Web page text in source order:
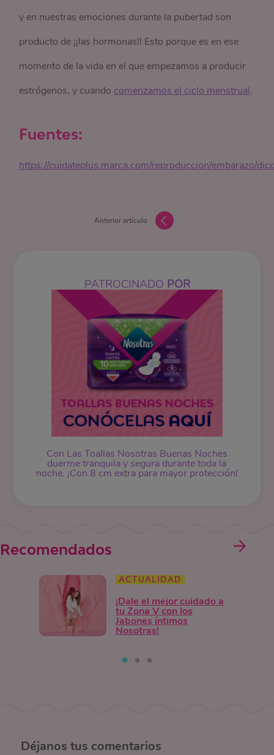
y en nuestras emociones durante la pubertad son
producto de ¡¡las hormonas!! Esto porque es en ese
momento de la vida en el que empezamos a producir
estrógenos, y cuando comenzamos el ciclo menstrual.
Fuentes:
https://cuidateplus.marca.com/reproduccion/embarazo/
Anterior artículo
PATROCINADO POR
Con Las Toallas Nosotras Buenas Noches
duerme tranquila y segura durante toda la
noche. ¡Con 8 cm extra para mayor protección!
Recomendados
ACTUALIDAD
¡Dale el mejor cuidado a
tu Zona V con los
Jabones íntimos
Nosotras!
Déjanos tus comentarios